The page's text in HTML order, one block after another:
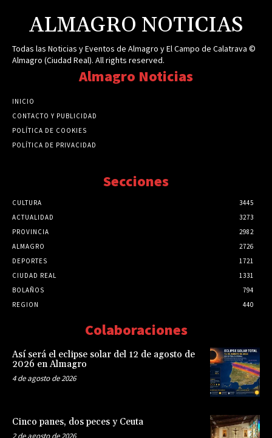
ALMAGRO NOTICIAS
Todas las Noticias y Eventos de Almagro y El Campo de Calatrava ©
Almagro (Ciudad Real). All rights reserved.
Almagro Noticias
INICIO
CONTACTO Y PUBLICIDAD
POLÍTICA DE COOKIES
POLÍTICA DE PRIVACIDAD
Secciones
CULTURA
3445
ACTUALIDAD
3273
PROVINCIA
2982
ALMAGRO
2726
DEPORTES
1721
CIUDAD REAL
1331
BOLAÑOS
794
REGION
440
Colaboraciones
Así será el eclipse solar del 12 de agosto de
2026 en Almagro
4 de agosto de 2026
Cinco panes, dos peces y Ceuta